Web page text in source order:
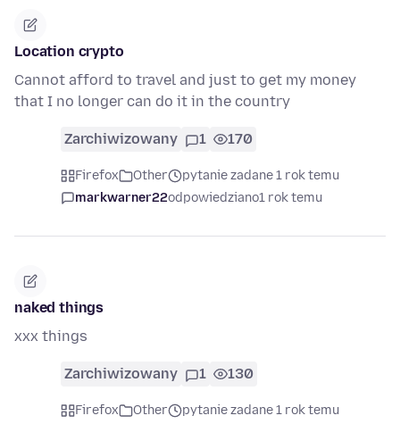
Location crypto
Cannot afford to travel and just to get my money
that I no longer can do it in the country
Zarchiwizowany 1 170
Firefox Other
pytanie zadane 1 rok temu
markwarner22odpowiedziano1 rok temu
naked things
xxx things
Zarchiwizowany 1 130
Firefox Other
pytanie zadane 1 rok temu